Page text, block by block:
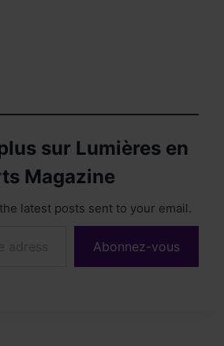
sur Lumières en
Magazine
latest posts sent to your email.
Abonnez-vous